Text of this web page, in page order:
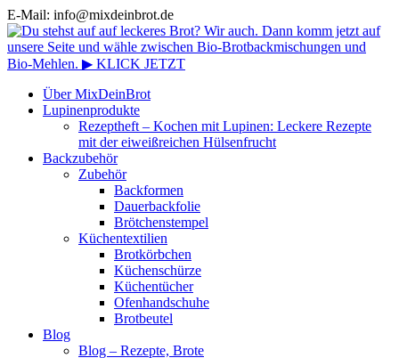
E-Mail: info@mixdeinbrot.de
Über MixDeinBrot
Lupinenprodukte
Rezeptheft – Kochen mit Lupinen: Leckere Rezepte
mit der eiweißreichen Hülsenfrucht
Backzubehör
Zubehör
Backformen
Dauerbackfolie
Brötchenstempel
Küchentextilien
Brotkörbchen
Küchenschürze
Küchentücher
Ofenhandschuhe
Brotbeutel
Blog
Blog – Rezepte, Brote